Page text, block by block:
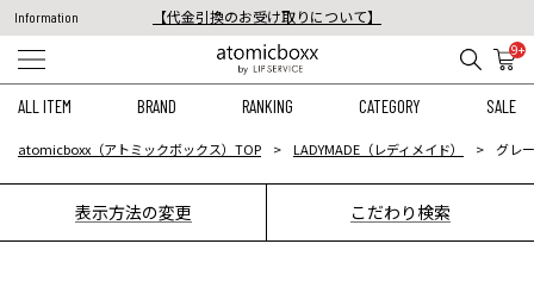
Information
【代金引換のお受け取りについて】
税込11,000円以上のご注文で送料無料！
9+
ALL ITEM BRAND RANKING CATEGORY SALE
atomicboxx（アトミックボックス）TOP LADYMADE（レディメイド） グレ
表示方法の変更 こだわり検索